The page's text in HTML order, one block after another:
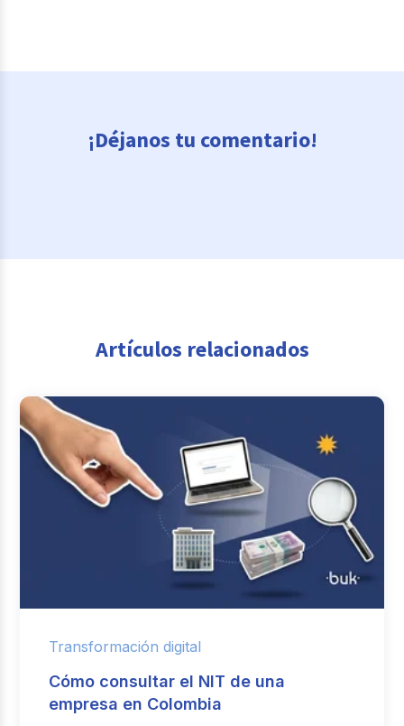
¡Déjanos tu comentario!
Artículos relacionados
Transformación digital
Cómo consultar el NIT de una
empresa en Colombia